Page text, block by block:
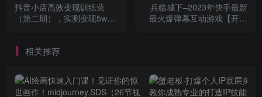
抖音小店高效变现训练营
（第二期），实测变现5w，
兵临城下–2023年快手最新
最火爆弹幕互动游戏【开播
相关推荐
❄